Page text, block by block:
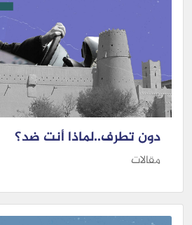
دون تطرف..لماذا أنت ضد؟
مقالات